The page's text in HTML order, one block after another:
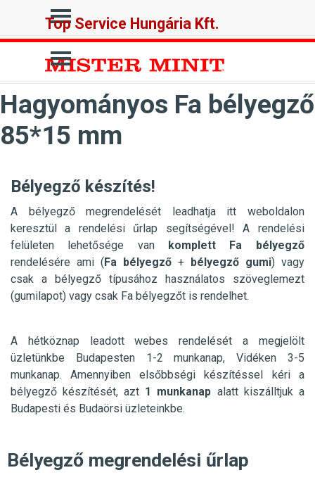
Ugrás a menüre
Top Service Hungária Kft.
Ugrás a menüre
Hagyományos Fa bélyegző
85*15 mm
Bélyegző készítés!
A bélyegző megrendelését leadhatja itt weboldalon
keresztül a rendelési űrlap segítségével! A rendelési
felületen lehetősége van komplett Fa bélyegző
rendelésére ami (Fa bélyegző+ bélyegző gumi) vagy
csak a bélyegző típusához használatos szöveglemezt
(gumilapot) vagy csak Fa bélyegzőt is rendelhet.
A hétköznap leadott webes rendelését a megjelölt
üzletünkbe Budapesten 1-2 munkanap, Vidéken 3-5
munkanap. Amennyiben elsőbbségi készítéssel kéri a
bélyegző készítését, azt 1 munkanap alatt kiszálltjuk a
Budapesti és Budaörsi üzleteinkbe.
Bélyegző megrendelési űrlap